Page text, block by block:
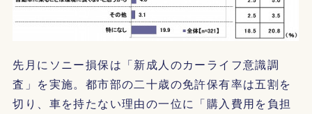
先月にソニー損保は「新成人のカーライフ意識調
査」を実施。都市部の二十歳の免許保有率は五割を
切り、車を持たない理由の一位に「購入費用を負担